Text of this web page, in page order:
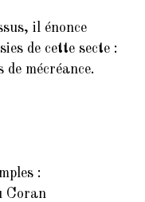
il énonce
de cette secte :
de mécréance.
:
Coran